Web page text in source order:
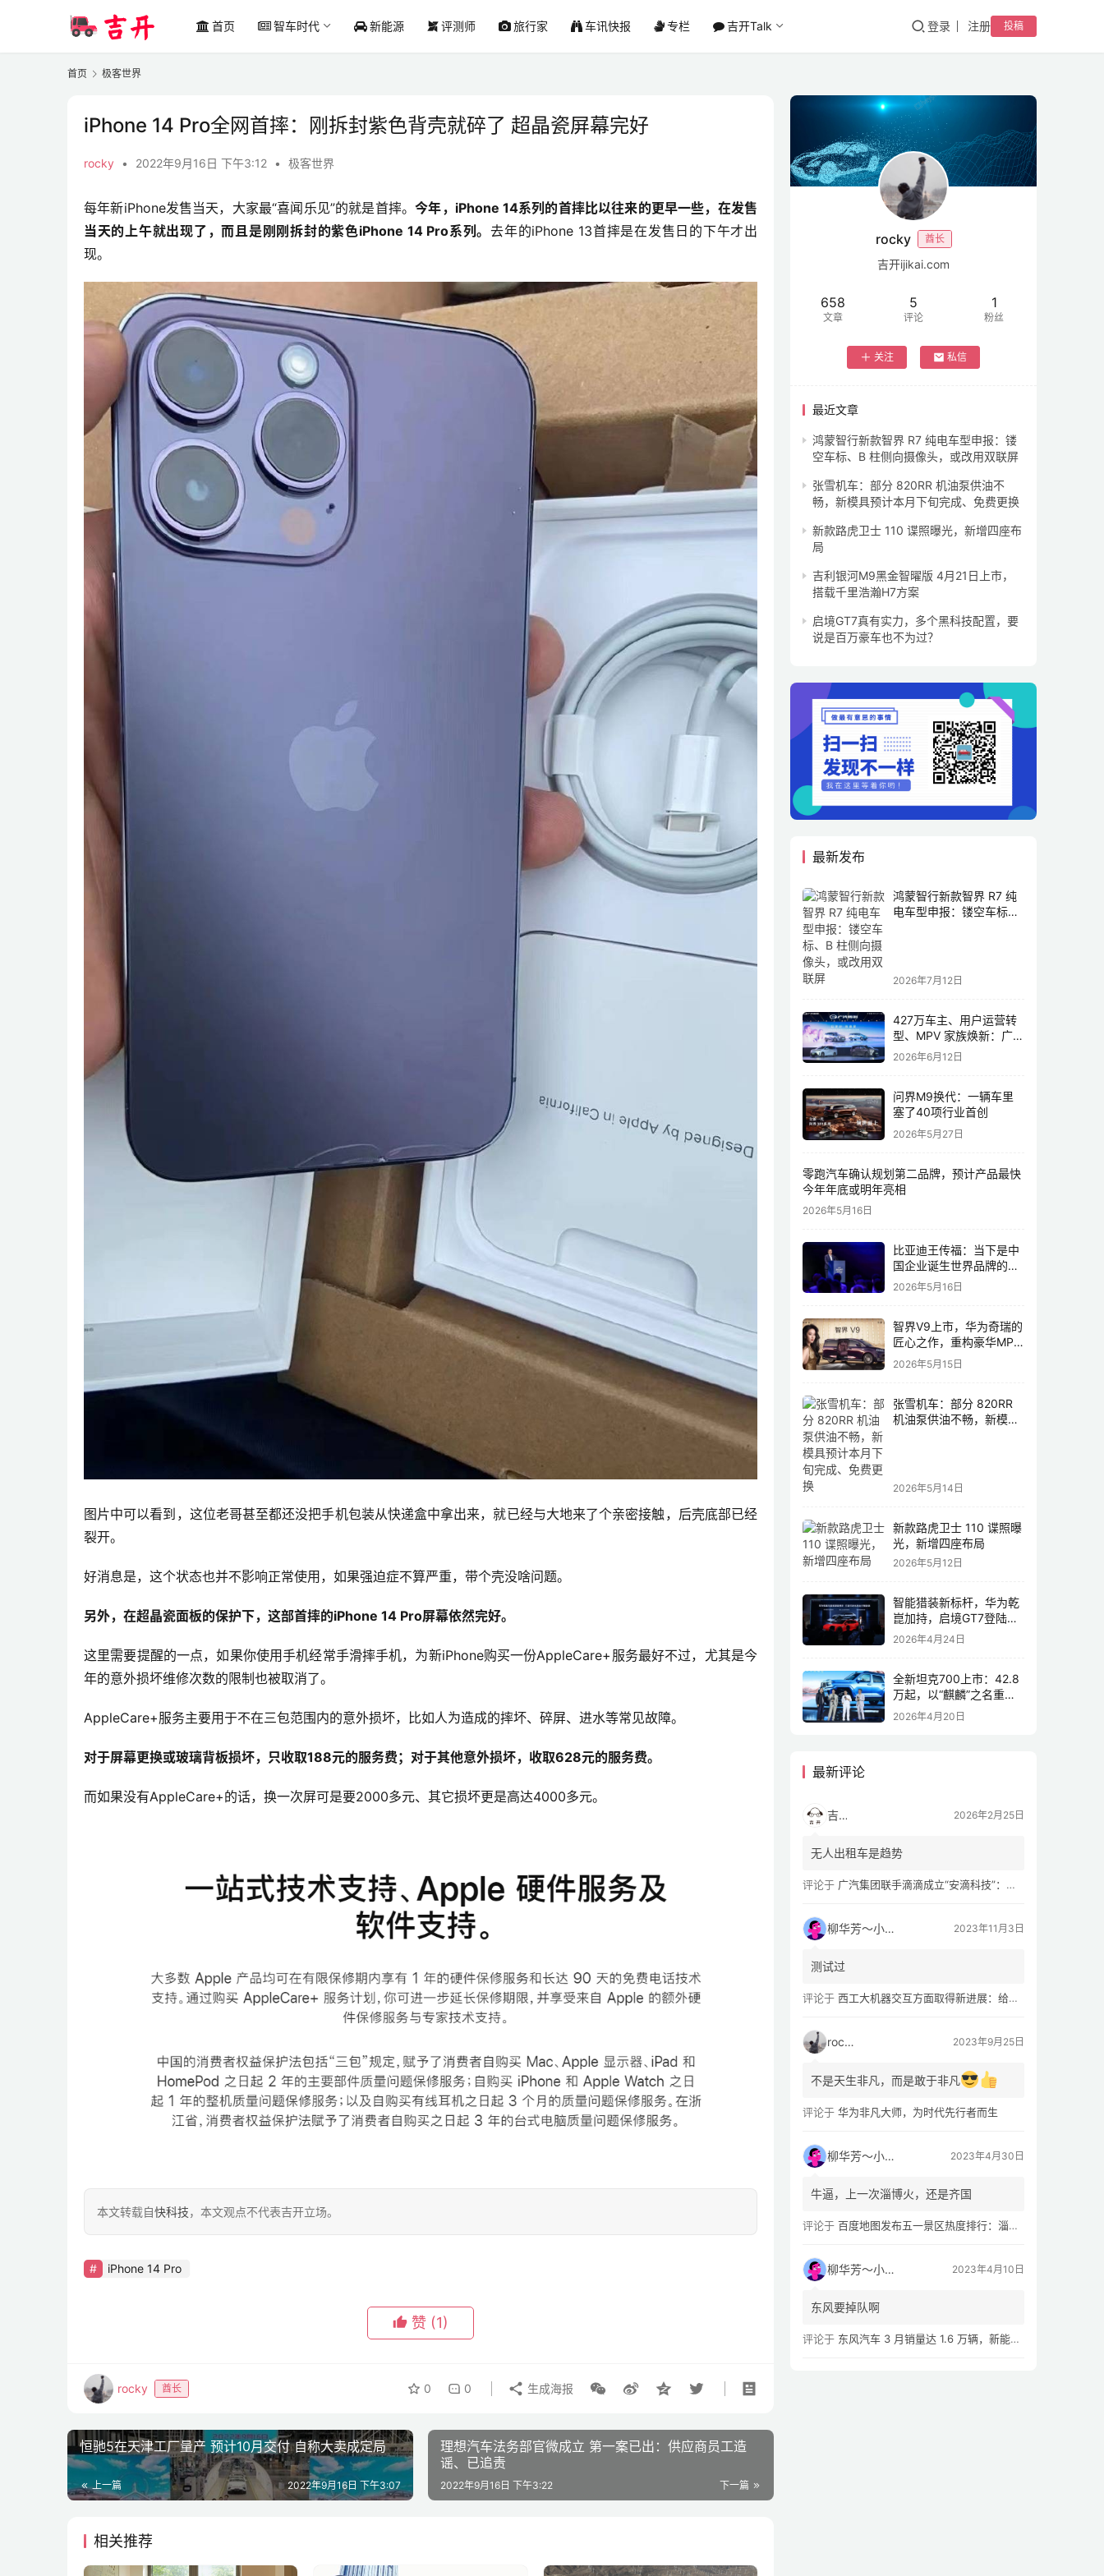
首页 智车时代 新能源 评测师 旅行家 车讯快报 专栏 吉开Talk 登录 注册 投稿
首页 极客世界
iPhone 14 Pro全网首摔：刚拆封紫色背壳就碎了 超晶瓷屏幕完好
rocky • 2022年9月16日 下午3:12 • 极客世界
每年新iPhone发售当天，大家最“喜闻乐见”的就是首摔。今年，iPhone 14系列的首摔比以往来的更早一些，在发售
当天的上午就出现了，而且是刚刚拆封的紫色iPhone 14 Pro系列。去年的iPhone 13首摔是在发售日的下午才出
现。
图片中可以看到，这位老哥甚至都还没把手机包装从快递盒中拿出来，就已经与大地来了个亲密接触，后壳底部已经
裂开。
好消息是，这个状态也并不影响正常使用，如果强迫症不算严重，带个壳没啥问题。
另外，在超晶瓷面板的保护下，这部首摔的iPhone 14 Pro屏幕依然完好。
这里需要提醒的一点，如果你使用手机经常手滑摔手机，为新iPhone购买一份AppleCare+服务最好不过，尤其是今
年的意外损坏维修次数的限制也被取消了。
AppleCare+服务主要用于不在三包范围内的意外损坏，比如人为造成的摔坏、碎屏、进水等常见故障。
对于屏幕更换或玻璃背板损坏，只收取188元的服务费；对于其他意外损坏，收取628元的服务费。
而如果没有AppleCare+的话，换一次屏可是要2000多元、其它损坏更是高达4000多元。
本文转载自快科技，本文观点不代表吉开立场。
iPhone 14 Pro
赞 (1)
rocky 酋长 0 0 生成海报
恒驰5在天津工厂量产 预计10月交付 自称大卖成定局
上一篇 2022年9月16日 下午3:07
理想汽车法务部官微成立 第一案已出：供应商员工造
谣、已追责
下一篇
2022年9月16日 下午3:22
相关推荐
rocky 酋长
吉开ijikai.com
658
文章
5
评论
1
粉丝
关注 私信
最近文章
鸿蒙智行新款智界 R7 纯电车型申报：镂
空车标、B 柱侧向摄像头，或改用双联屏
张雪机车：部分 820RR 机油泵供油不
畅，新模具预计本月下旬完成、免费更换
新款路虎卫士 110 谍照曝光，新增四座布
局
吉利银河M9黑金智曜版 4月21日上市，
搭载千里浩瀚H7方案
启境GT7真有实力，多个黑科技配置，要
说是百万豪车也不为过？
最新发布
鸿蒙智行新款智界 R7 纯
电车型申报：镂空车标、
2026年7月12日
427万车主、用户运营转
型、MPV 家族焕新：广汽
传祺书写新传奇
2026年6月12日
问界M9换代：一辆车里
塞了40项行业首创
2026年5月27日
零跑汽车确认规划第二品牌，预计产品最快
今年年底或明年亮相
2026年5月16日
比亚迪王传福：当下是中
国企业诞生世界品牌的最
佳历史机遇，尤其是制造
2026年5月16日
智界V9上市，华为奇瑞的
匠心之作，重构豪华MPV
市场格局
2026年5月15日
张雪机车：部分 820RR
机油泵供油不畅，新模具
2026年5月14日
新款路虎卫士 110 谍照曝
光，新增四座布局
2026年5月12日
智能猎装新标杆，华为乾
崑加持，启境GT7登陆
2026北京车展
2026年4月24日
全新坦克700上市：42.8
万起，以“麒麟”之名重塑
全域豪华
2026年4月20日
最新评论
吉开 2026年2月25日
无人出租车是趋势
评论于 广汽集团联手滴滴成立“安滴科技”：加速 L4 级 Robotaxi 量产
柳华芳～小芳侠 2023年11月3日
测试过
评论于 西工大机器交互方面取得新进展：给无人机“装上大脑、建立群聊”
rocky 2023年9月25日
不是天生非凡，而是敢于非凡
评论于 华为非凡大师，为时代先行者而生
柳华芳～小芳侠 2023年4月30日
牛逼，上一次淄博火，还是齐国
评论于 百度地图发布五一景区热度排行：淄博八大局早市，遥遥领先
柳华芳～小芳侠 2023年4月10日
东风要掉队啊
评论于 东风汽车 3 月销量达 1.6 万辆，新能源汽车 Q1 累计销量同比下滑 54.02%